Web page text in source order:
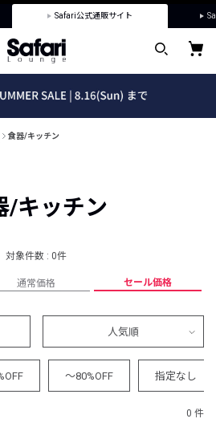
Safari公式通販サイト
食器/キッチン
/キッチン
対象件数 : 0件
通常価格 セール価格
人気順
～80%OFF 指定なし
0 件